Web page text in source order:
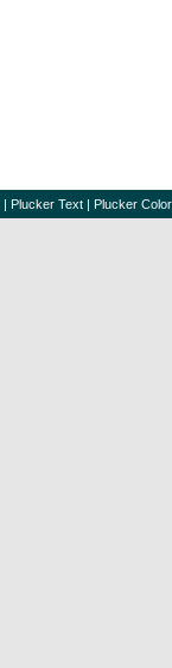
| Plucker Text | Plucker Color